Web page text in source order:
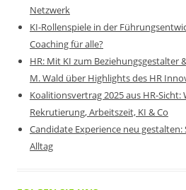
Netzwerk
KI-Rollenspiele in der
Coaching für alle?
HR: Mit KI zum Beziehungsgestalter
M. Wald über Highlights des HR
Koalitionsvertrag 2025 aus HR-Sicht:
Rekrutierung, Arbeitszeit, KI & Co
Candidate Experience neu
Alltag